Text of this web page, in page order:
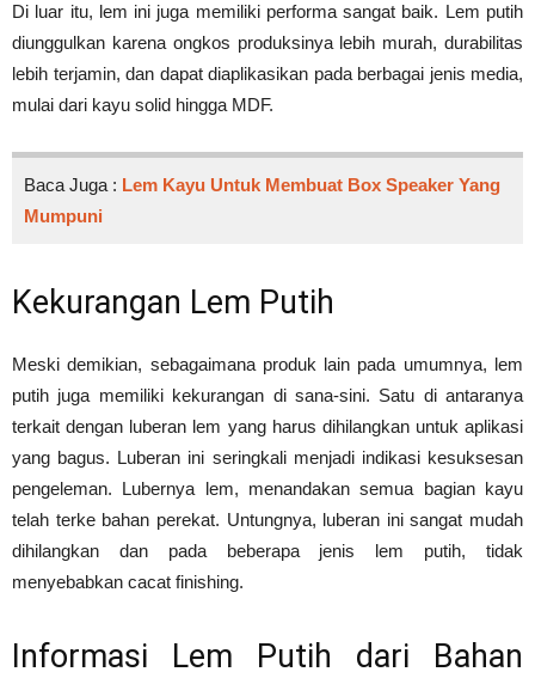
Di luar itu, lem ini juga memiliki performa sangat baik. Lem putih
diunggulkan karena ongkos produksinya lebih murah, durabilitas
lebih terjamin, dan dapat diaplikasikan pada berbagai jenis media,
mulai dari kayu solid hingga MDF.
Baca Juga : Lem Kayu Untuk Membuat Box Speaker Yang
Mumpuni
Kekurangan Lem Putih
Meski demikian, sebagaimana produk lain pada umumnya, lem
putih juga memiliki kekurangan di sana-sini. Satu di antaranya
terkait dengan luberan lem yang harus dihilangkan untuk aplikasi
yang bagus. Luberan ini seringkali menjadi indikasi kesuksesan
pengeleman. Lubernya lem, menandakan semua bagian kayu
telah terke bahan perekat. Untungnya, luberan ini sangat mudah
dihilangkan dan pada beberapa jenis lem putih, tidak
menyebabkan cacat finishing.
Informasi Lem Putih dari Bahan